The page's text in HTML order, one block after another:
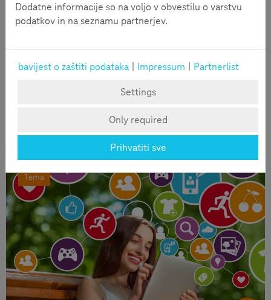
Naši lični podaci su vrijedna imovina koja se čuva i analizira
svakim korakom kojim kročimo digitalnim svijetom.
Tema
Dodatne informacije so na voljo v obvestilu o varstvu
podatkov in na seznamu partnerjev.
bavijest o zaštiti podataka Impressum
Partnerlist
Settings
Only required
Prihvatiti sve